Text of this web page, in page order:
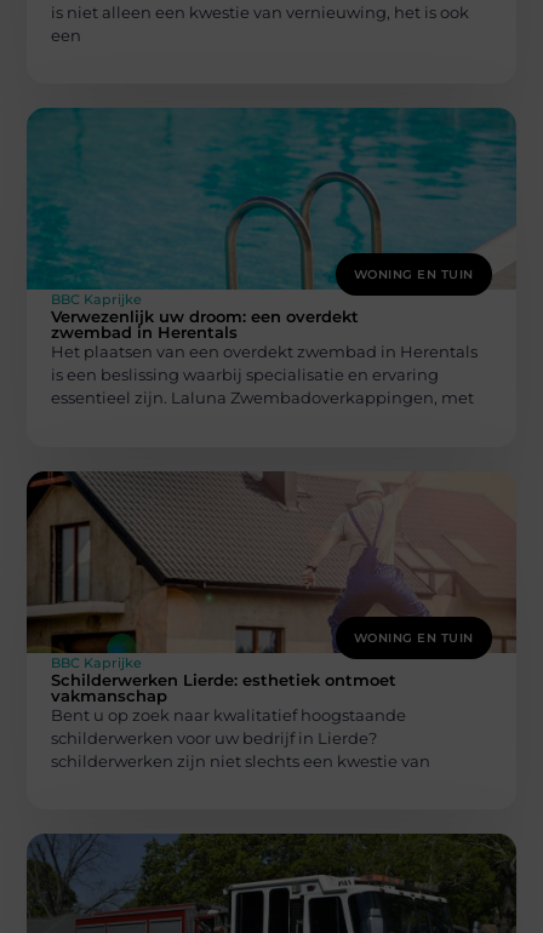
is niet alleen een kwestie van vernieuwing, het is ook
een
WONING EN TUIN
BBC Kaprijke
Verwezenlijk uw droom: een overdekt
zwembad in Herentals
Het plaatsen van een overdekt zwembad in Herentals
is een beslissing waarbij specialisatie en ervaring
essentieel zijn. Laluna Zwembadoverkappingen, met
WONING EN TUIN
BBC Kaprijke
Schilderwerken Lierde: esthetiek ontmoet
vakmanschap
Bent u op zoek naar kwalitatief hoogstaande
schilderwerken voor uw bedrijf in Lierde?
schilderwerken zijn niet slechts een kwestie van